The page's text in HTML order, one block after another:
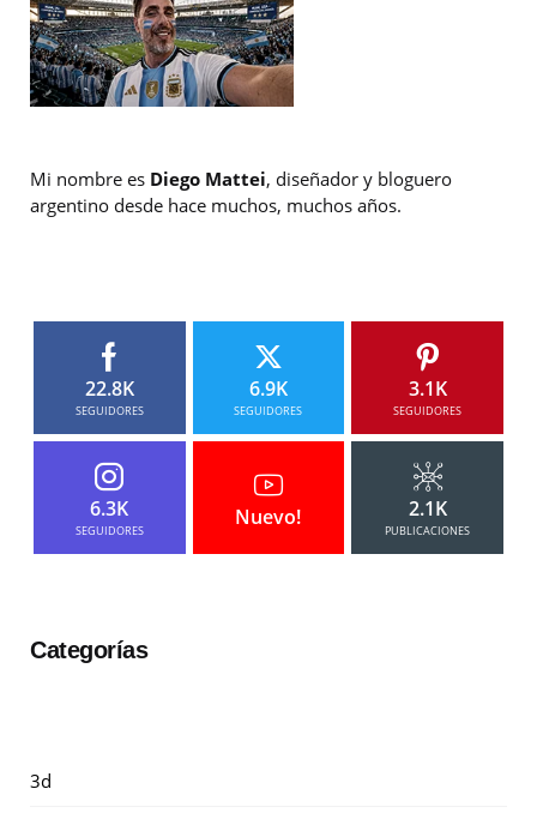
Mi nombre es Diego Mattei, diseñador y bloguero
argentino desde hace muchos, muchos años.
22.8K
SEGUIDORES
6.9K
SEGUIDORES
3.1K
SEGUIDORES
6.3K
SEGUIDORES
Nuevo! 2.1K
PUBLICACIONES
Categorías
3d